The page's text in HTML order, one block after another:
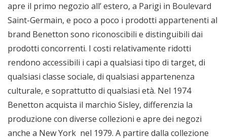
apre il primo negozio all’ estero, a Parigi in Boulevard
Saint-Germain, e poco a poco i prodotti appartenenti al
brand Benetton sono riconoscibili e distinguibili dai
prodotti concorrenti. I costi relativamente ridotti
rendono accessibili i capi a qualsiasi tipo di target, di
qualsiasi classe sociale, di qualsiasi appartenenza
culturale, e soprattutto di qualsiasi età. Nel 1974
Benetton acquista il marchio Sisley, differenzia la
produzione con diverse collezioni e apre dei negozi
anche a New York nel 1979. A partire dalla collezione